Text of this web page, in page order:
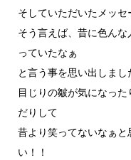
そしていただいたメッ
そう言えば、昔に色ん
っていたなぁ
と言う事を思い出しまし
目じりの皺が気になっ
だりして
昔より笑ってないなぁ
い！！